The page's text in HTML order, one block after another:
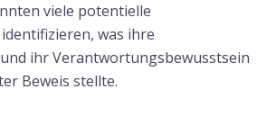
viele potentielle
was ihre
ihr Verantwortungsbewusstsein
Beweis stellte.